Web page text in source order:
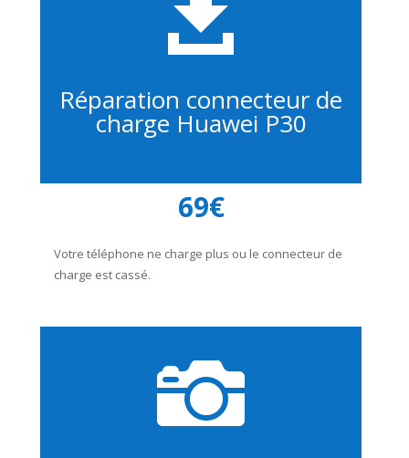
Réparation connecteur de
charge Huawei P30
69€
Votre téléphone ne charge plus ou le connecteur de
charge est cassé.
